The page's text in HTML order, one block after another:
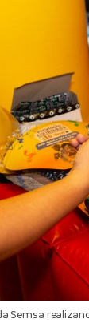
Semsa